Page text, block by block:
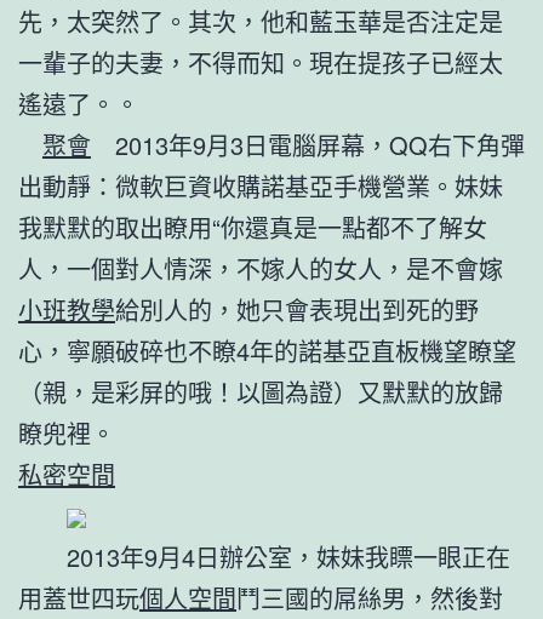
先，太突然了。其次，他和藍玉華是否注定是
一輩子的夫妻，不得而知。現在提孩子已經太
遙遠了。。
聚會 2013年9月3日電腦屏幕，QQ右下角彈
出動靜：微軟巨資收購諾基亞手機營業。妹妹
我默默的取出瞭用“你還真是一點都不了解女
人，一個對人情深，不嫁人的女人，是不會嫁
小班教學給別人的，她只會表現出到死的野
心，寧願破碎也不瞭4年的諾基亞直板機望瞭望
（親，是彩屏的哦！以圖為證）又默默的放歸
瞭兜裡。
私密空間
2013年9月4日辦公室，妹妹我瞟一眼正在
用蓋世四玩個人空間鬥三國的屌絲男，然後對